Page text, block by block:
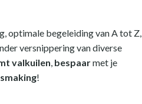
optimale begeleiding van A tot Z,
versnippering van diverse
valkuilen, bespaarmet je
!